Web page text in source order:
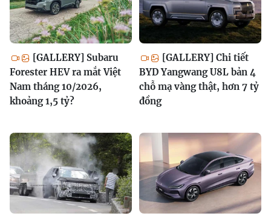
[GALLERY] Subaru
Forester HEV ra mắt Việt
Nam tháng 10/2026,
khoảng 1,5 tỷ?
[GALLERY] Chi tiết
BYD Yangwang U8L bản 4
chỗ mạ vàng thật, hơn 7 tỷ
đồng